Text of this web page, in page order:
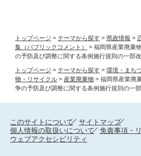
トップページ > テーマから探す > 県政情報 >
集（パブリックコメント）
> 福岡県産業廃棄
の予防及び調整に関する条例施行規則の一部
トップページ > テーマから探す > 環境・まち
物・リサイクル > 産業廃棄物 > 福岡県産業廃
争の予防及び調整に関する条例施行規則の一
このサイトについて
サイトマップ
個人情報の取扱いについて
免責事項・
ウェブアクセシビリティ